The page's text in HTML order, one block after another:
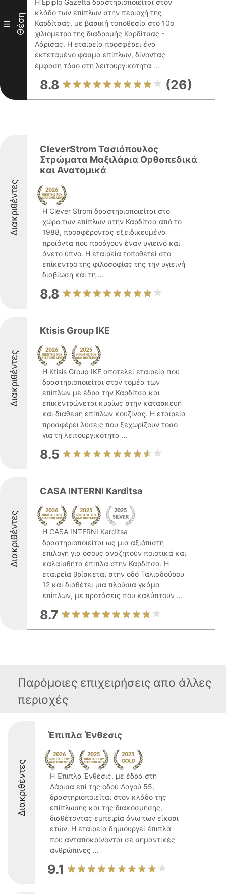
III Θέση
Η Epiplo Gazetta δραστηριοποιείται στον
κλάδο των επίπλων στην περιοχή της
Καρδίτσας, με βασική τοποθεσία στο 10ο
χιλιόμετρο της διαδρομής Καρδίτσας -
Λάρισας. Η εταιρεία προσφέρει ένα
εκτεταμένο φάσμα επίπλων, δίνοντας
έμφαση τόσο στη λειτουργικότητα ...
8.8 (26)
Διακριθέντες
CleverStrom Τασιόπουλος
Στρώματα Μαξιλάρια Ορθοπεδικά
και Ανατομικά
Η Clever Strom δραστηριοποιείται στο
χώρο των επίπλων στην Καρδίτσα από το
1988, προσφέροντας εξειδικευμένα
προϊόντα που προάγουν έναν υγιεινό και
άνετο ύπνο. Η εταιρεία τοποθετεί στο
επίκεντρο της φιλοσοφίας της την υγιεινή
διαβίωση και τη ...
8.8
Διακριθέντες
Ktisis Group IKE
Η Ktisis Group IKE αποτελεί εταιρεία που
δραστηριοποιείται στον τομέα των
επίπλων με έδρα την Καρδίτσα και
επικεντρώνεται κυρίως στην κατασκευή
και διάθεση επίπλων κουζίνας. Η εταιρεία
προσφέρει λύσεις που ξεχωρίζουν τόσο
για τη λειτουργικότητα ...
8.5
Διακριθέντες
CASA INTERNI Karditsa
Η CASA INTERNI Karditsa
δραστηριοποιείται ως μια αξιόπιστη
επιλογή για όσους αναζητούν ποιοτικά και
καλαίσθητα έπιπλα στην Καρδίτσα. Η
εταιρεία βρίσκεται στην οδό Ταλιαδούρου
12 και διαθέτει μια πλούσια γκάμα
επίπλων, με προτάσεις που καλύπτουν ...
8.7
Παρόμοιες επιχειρήσεις απο άλλες
περιοχές
Διακριθέντες
Έπιπλα Ένθεσις
Η Έπιπλα Ένθεσις, με έδρα στη
Λάρισα επί της οδού Λαγού 55,
δραστηριοποιείται στον κλάδο της
επίπλωσης και της διακόσμησης,
διαθέτοντας εμπειρία άνω των είκοσι
ετών. Η εταιρεία δημιουργεί έπιπλα
που ανταποκρίνονται σε σημαντικές
ανθρώπινες ...
9.1